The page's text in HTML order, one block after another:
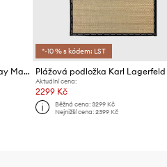
Koberec Bloomingville Agnes Play Mat
*-10 % s kódem: LST
Plážová podložka Karl Lagerfeld
Aktuální cena:
2299 Kč
Běžná cena: 3299 Kč
Nejnižší cena: 2399 Kč